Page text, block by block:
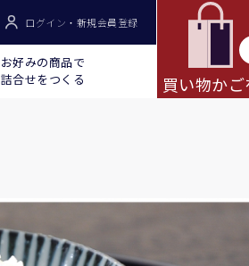
ログイン・新規会員登録
お好みの商品で
詰合せをつくる
買い物か